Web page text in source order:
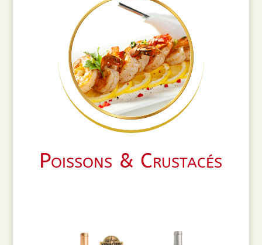
Poissons & Crustacés